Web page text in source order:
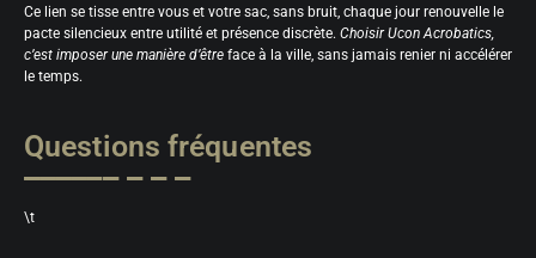
Ce lien se tisse entre vous et votre sac, sans bruit, chaque jour renouvelle le
pacte silencieux entre utilité et présence discrète. Choisir Ucon Acrobatics,
c’est imposer une manière d’être face à la ville, sans jamais renier ni accélérer
le temps.
Questions fréquentes
\t